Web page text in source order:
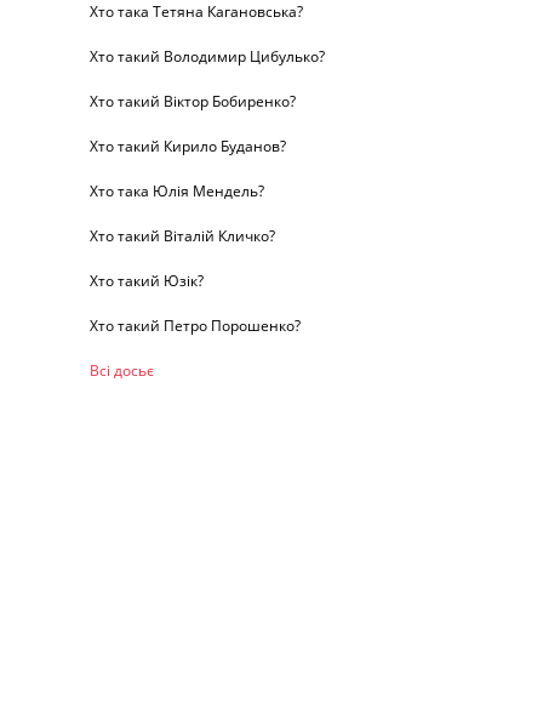
Хто така Тетяна Кагановська?
Хто такий Володимир Цибулько?
Хто такий Віктор Бобиренко?
Хто такий Кирило Буданов?
Хто така Юлія Мендель?
Хто такий Віталій Кличко?
Хто такий Юзік?
Хто такий Петро Порошенко?
Всі досьє